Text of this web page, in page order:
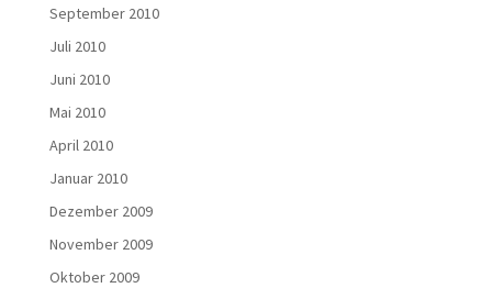
September 2010
Juli 2010
Juni 2010
Mai 2010
April 2010
Januar 2010
Dezember 2009
November 2009
Oktober 2009